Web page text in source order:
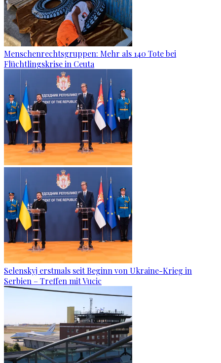
Menschenrechtsgruppen: Mehr als 140 Tote bei
Flüchtlingskrise in Ceuta
Selenskyj erstmals seit Beginn von Ukraine-Krieg in
Serbien – Treffen mit Vucic